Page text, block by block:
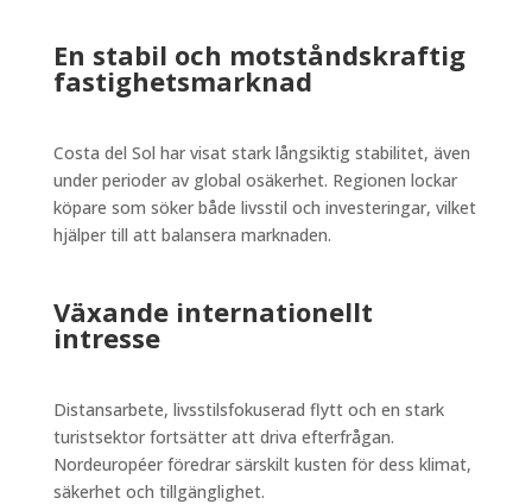
En stabil och motståndskraftig
fastighetsmarknad
Costa del Sol har visat stark långsiktig stabilitet, även
under perioder av global osäkerhet. Regionen lockar
köpare som söker både livsstil och investeringar, vilket
hjälper till att balansera marknaden.
Växande internationellt
intresse
Distansarbete, livsstilsfokuserad flytt och en stark
turistsektor fortsätter att driva efterfrågan.
Nordeuropéer föredrar särskilt kusten för dess klimat,
säkerhet och tillgänglighet.